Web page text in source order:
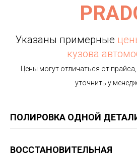
Указаны примерные
кузова
Цены могут отличаться от
уточнить у
ПОЛИРОВКА ОДНОЙ
ВОССТАНОВИТЕЛЬНАЯ